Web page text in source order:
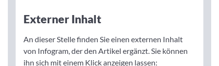
Externer Inhalt
An dieser Stelle finden Sie einen externen Inhalt
von Infogram, der den Artikel ergänzt. Sie können
ihn sich mit einem Klick anzeigen lassen: